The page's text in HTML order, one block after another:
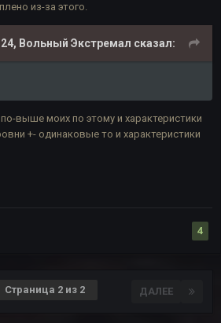
из-за этого.
Вольный Экстремал сказал:
выше моих по этому и характеристики
+- одинаковые то и характеристики
4
ДАЛЕЕ
Страница 2 из 2